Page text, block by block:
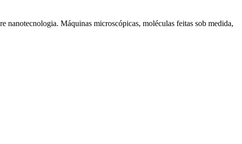
nanotecnologia. Máquinas microscópicas, moléculas feitas sob medida,